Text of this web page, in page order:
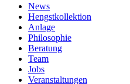
News
Hengstkollektion
Anlage
Philosophie
Beratung
Team
Jobs
Veranstaltungen